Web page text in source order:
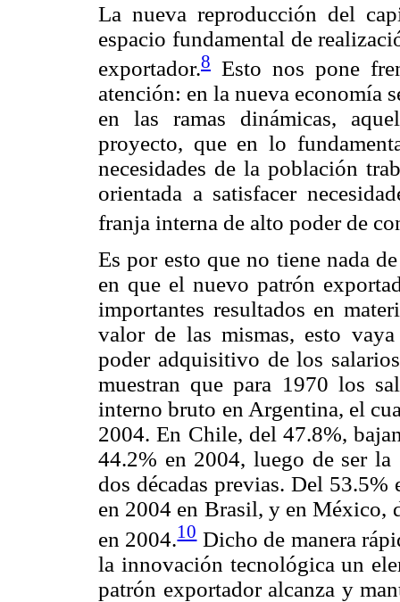
La nueva reproducción del
espacio fundamental de
exportador.8 Esto nos pone
atención: en la nueva economía
en las ramas dinámicas,
proyecto, que en lo
necesidades de la población
orientada a satisfacer
franja interna de alto poder de
Es por esto que no tiene nada
en que el nuevo patrón
importantes resultados en
valor de las mismas, esto
poder adquisitivo de los
muestran que para 1970 los
interno bruto en Argentina, el
2004. En Chile, del 47.8%,
44.2% en 2004, luego de ser
dos décadas previas. Del
en 2004 en Brasil, y en México,
en 2004.10Dicho de manera
la innovación tecnológica un
patrón exportador alcanza y